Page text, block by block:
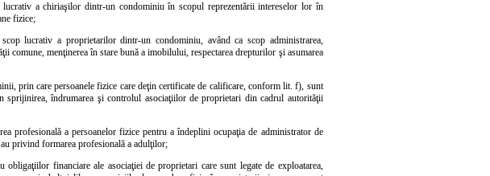
a chiriaşilor dintr-un condominiu în scopul reprezentării intereselor lor în
fizice;
lucrativ a proprietarilor dintr-un condominiu, având ca scop administrarea,
comune, menţinerea în stare bună a imobilului, respectarea drepturilor şi asumarea
prin care persoanele fizice care deţin certificate de calificare, conform lit. f), sunt
sprijinirea, îndrumarea şi controlul asociaţiilor de proprietari din cadrul autorităţii
profesională a persoanelor fizice pentru a îndeplini ocupaţia de administrator de
privind formarea profesională a adulţilor;
financiare ale asociaţiei de proprietari care sunt legate de exploatarea,